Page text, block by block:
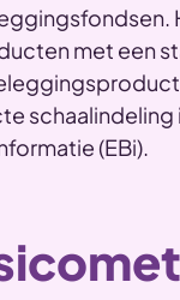
met een
(EBi).